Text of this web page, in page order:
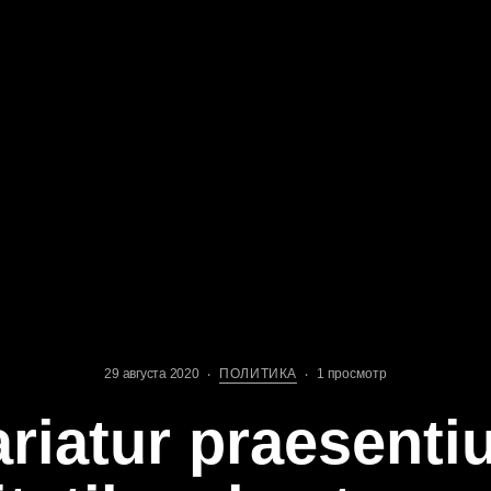
29 августа 2020 ПОЛИТИКА 1 просмотр